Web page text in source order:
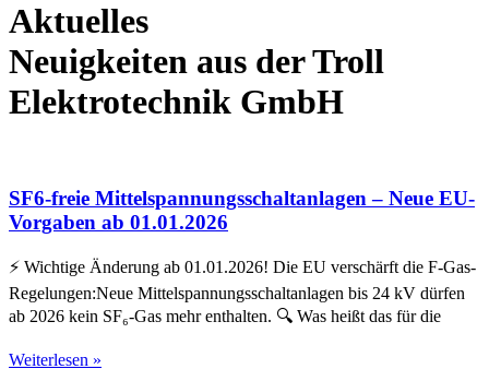
Aktuelles
Neuigkeiten aus der Troll
Elektrotechnik GmbH
SF6-freie Mittelspannungsschaltanlagen – Neue EU-
Vorgaben ab 01.01.2026
⚡️ Wichtige Änderung ab 01.01.2026! Die EU verschärft die F-Gas-
Regelungen:Neue Mittelspannungsschaltanlagen bis 24 kV dürfen
ab 2026 kein SF₆-Gas mehr enthalten. 🔍 Was heißt das für die
Weiterlesen »